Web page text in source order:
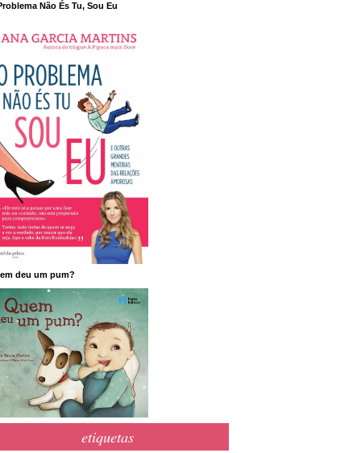
Não És Tu, Sou Eu
deu um pum?
etiquetas